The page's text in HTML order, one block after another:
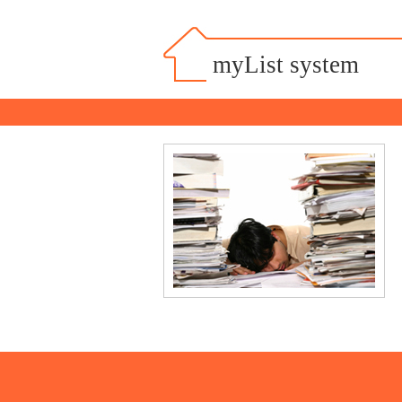
myList system